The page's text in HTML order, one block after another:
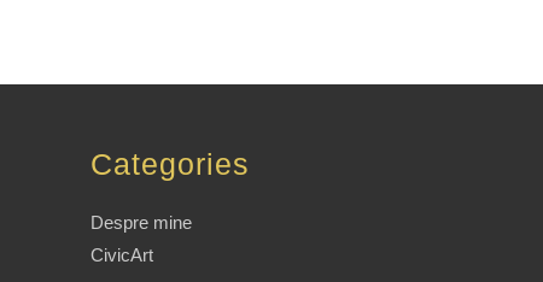
Categories
Despre mine
CivicArt